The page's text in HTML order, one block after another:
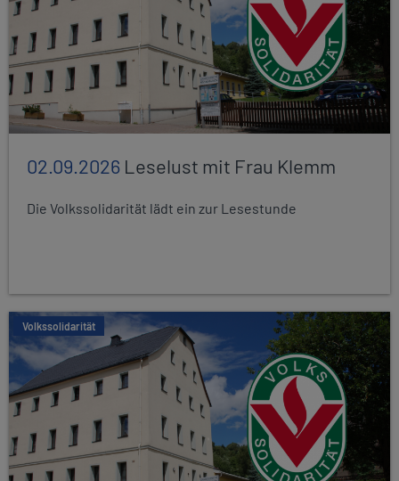
02.09.2026 Leselust mit Frau Klemm
Die Volkssolidarität lädt ein zur Lesestunde
Volkssolidarität